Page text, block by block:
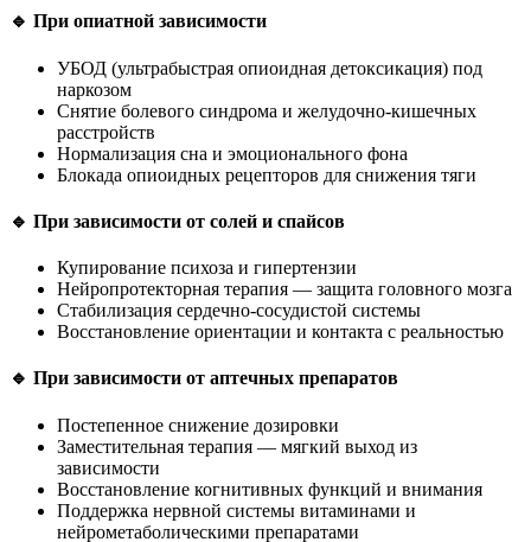
🔹 При опиатной зависимости
УБОД (ультрабыстрая опиоидная детоксикация) под
наркозом
Снятие болевого синдрома и желудочно-кишечных
расстройств
Нормализация сна и эмоционального фона
Блокада опиоидных рецепторов для снижения тяги
🔹 При зависимости от солей и спайсов
Купирование психоза и гипертензии
Нейропротекторная терапия — защита головного мозга
Стабилизация сердечно-сосудистой системы
Восстановление ориентации и контакта с реальностью
🔹 При зависимости от аптечных препаратов
Постепенное снижение дозировки
Заместительная терапия — мягкий выход из
зависимости
Восстановление когнитивных функций и внимания
Поддержка нервной системы витаминами и
нейрометаболическими препаратами